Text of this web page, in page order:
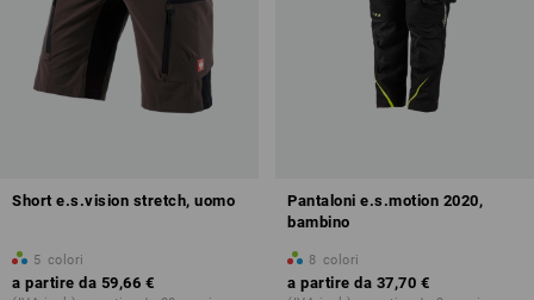
Short e.s.vision stretch, uomo
5 colori
a partire da 59,66 €
Pantaloni e.s.motion 2020,
bambino
8 colori
a partire da 37,70 €